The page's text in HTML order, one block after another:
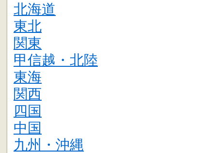
北海道
東北
関東
甲信越・北陸
東海
関西
四国
中国
九州・沖縄